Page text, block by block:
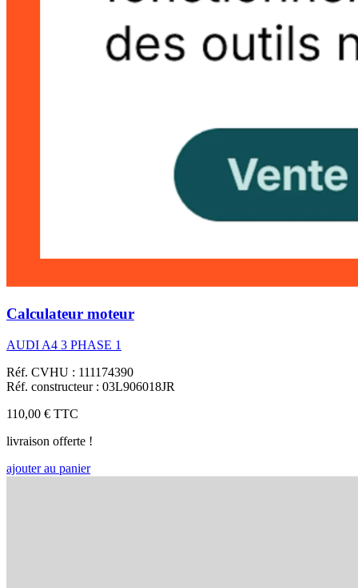
Calculateur moteur
AUDI A4 3 PHASE 1
Réf. CVHU : 111174390
Réf. constructeur : 03L906018JR
110,00 € TTC
livraison offerte !
ajouter au panier